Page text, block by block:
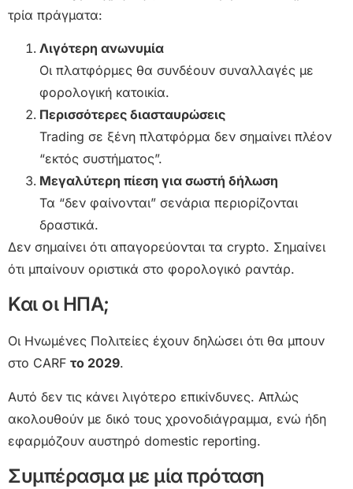
τρία πράγματα:
Λιγότερη ανωνυμία
Οι πλατφόρμες θα συνδέουν συναλλαγές με
φορολογική κατοικία.
Περισσότερες διασταυρώσεις
Trading σε ξένη πλατφόρμα δεν σημαίνει πλέον
“εκτός συστήματος”.
Μεγαλύτερη πίεση για σωστή δήλωση
Τα “δεν φαίνονται” σενάρια περιορίζονται
δραστικά.
Δεν σημαίνει ότι απαγορεύονται τα crypto. Σημαίνει
ότι μπαίνουν οριστικά στο φορολογικό ραντάρ.
Και οι ΗΠΑ;
Οι Ηνωμένες Πολιτείες έχουν δηλώσει ότι θα μπουν
στο CARF το 2029.
Αυτό δεν τις κάνει λιγότερο επικίνδυνες. Απλώς
ακολουθούν με δικό τους χρονοδιάγραμμα, ενώ ήδη
εφαρμόζουν αυστηρό domestic reporting.
Συμπέρασμα με μία πρόταση